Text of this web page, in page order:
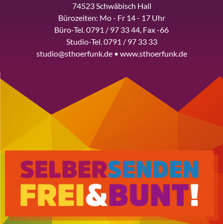
74523 Schwäbisch Hall
Bürozeiten: Mo - Fr 14 - 17 Uhr
Büro-Tel. 0791 / 97 33 44, Fax -66
Studio-Tel. 0791 / 97 33 33
studio@sthoerfunk.de • www.sthoerfunk.de